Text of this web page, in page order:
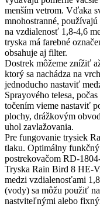
menším vetrom. Vďaka
mnohostranné,
na vzdialenosť 1,8-4,6
tryska má farebné
obsahuje aj filter.
Dostrek môžeme znížiť
ktorý sa nachádza na
jednoducho nastaviť
Sprayového telesa,
točením vieme nastaviť
plochy, drážkovým
uhol zavlažovania.
Pre fungovanie trysiek
tlaku. Optimálny
postrekovačom RD-
Tryska Rain Bird 8 HE-
medzi vzdialenosťami
(vody) sa môžu použiť
nastviteľnými alebo